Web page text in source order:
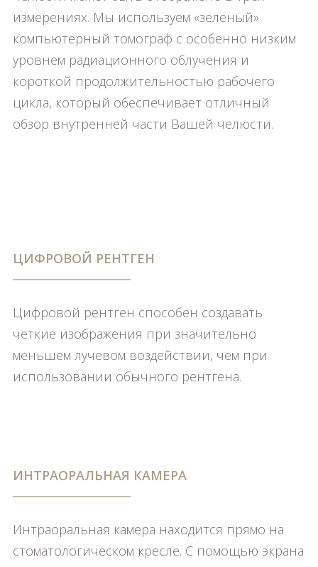
измерениях. Мы используем «зеленый»
компьютерный томограф с особенно низким
уровнем радиационного облучения и
короткой продолжительностью рабочего
цикла, который обеспечивает отличный
обзор внутренней части Вашей челюсти.
ЦИФРОВОЙ РЕНТГЕН
Цифровой рентген способен создавать
четкие изображения при значительно
меньшем лучевом воздействии, чем при
использовании обычного рентгена.
ИНТРАОРАЛЬНАЯ КАМЕРА
Интраоральная камера находится прямо на
стоматологическом кресле. С помощью экрана